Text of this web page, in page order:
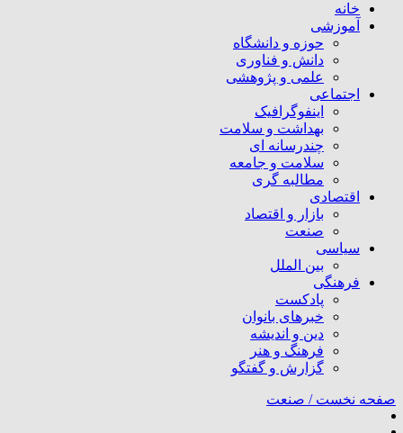
خانه
آموزشی
حوزه و دانشگاه
دانش و فناوری
علمی و پژوهشی
اجتماعی
اینفوگرافیک
بهداشت و سلامت
چندرسانه ای
سلامت و جامعه
مطالبه گری
اقتصادی
بازار و اقتصاد
صنعت
سیاسی
بین الملل
فرهنگی
پادکست
خبرهای بانوان
دین و اندیشه
فرهنگ و هنر
گزارش و گفتگو
صفحه نخست / صنعت